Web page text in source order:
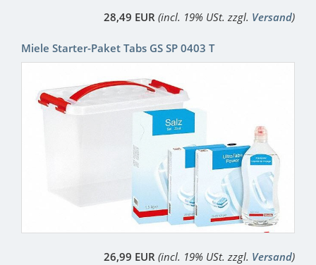
28,49 EUR (incl. 19% USt. zzgl. Versand)
Miele Starter-Paket Tabs GS SP 0403 T
26,99 EUR (incl. 19% USt. zzgl. Versand)